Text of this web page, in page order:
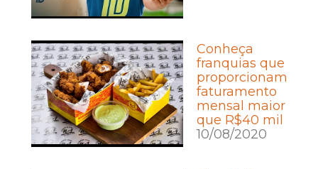
Conheça
franquias que
proporcionam
faturamento
mensal maior
que R$40 mil
10/08/2020